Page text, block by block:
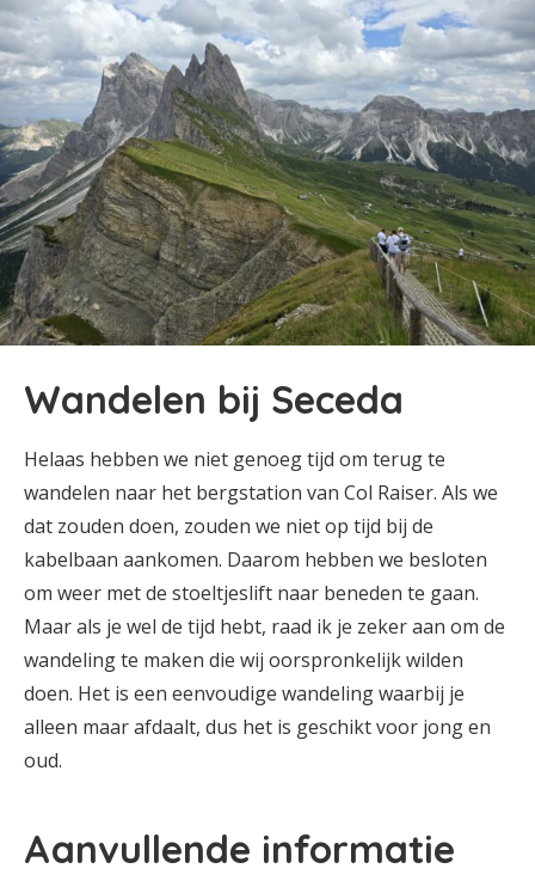
Wandelen bij Seceda
Helaas hebben we niet genoeg tijd om terug te
wandelen naar het bergstation van Col Raiser. Als we
dat zouden doen, zouden we niet op tijd bij de
kabelbaan aankomen. Daarom hebben we besloten
om weer met de stoeltjeslift naar beneden te gaan.
Maar als je wel de tijd hebt, raad ik je zeker aan om de
wandeling te maken die wij oorspronkelijk wilden
doen. Het is een eenvoudige wandeling waarbij je
alleen maar afdaalt, dus het is geschikt voor jong en
oud.
Aanvullende informatie